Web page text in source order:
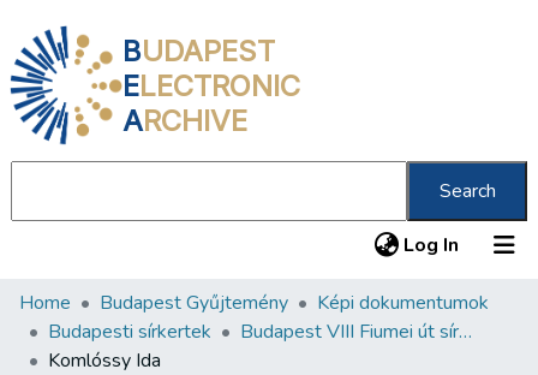
BUDAPEST
ELECTRONIC
ARCHIVE
Search
Log In (current)
Communities & Collections
All of DSpace
Home Budapest Gyűjtemény
Képi dokumentumok
Budapesti sírkertek
Budapest VIII Fiumei út sírkert 2. rész
Komlóssy Ida